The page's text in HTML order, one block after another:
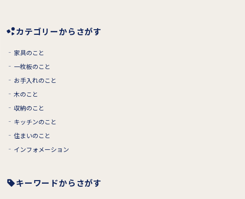
カテゴリーからさがす
家具のこと
一枚板のこと
お手入れのこと
木のこと
収納のこと
キッチンのこと
住まいのこと
インフォメーション
キーワードからさがす